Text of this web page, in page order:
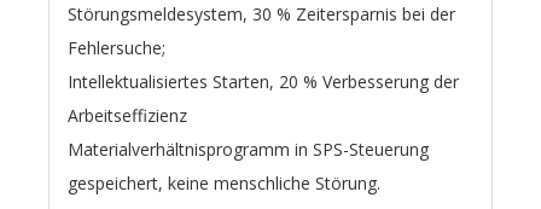
Störungsmeldesystem, 30 % Zeitersparnis bei der
Fehlersuche;
Intellektualisiertes Starten, 20 % Verbesserung der
Arbeitseffizienz
Materialverhältnisprogramm in SPS-Steuerung
gespeichert, keine menschliche Störung.